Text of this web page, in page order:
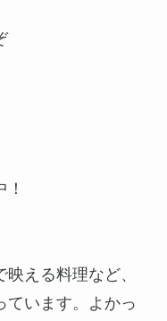
える料理など、
ています。よかっ